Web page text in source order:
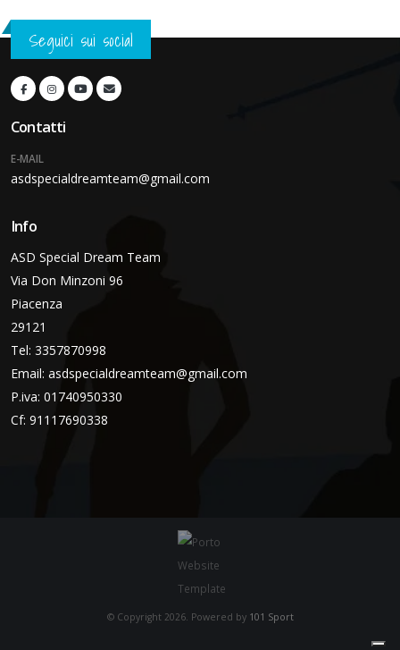
Seguici sui social
Contatti
E-MAIL
asdspecialdreamteam@gmail.com
Info
ASD Special Dream Team
Via Don Minzoni 96
Piacenza
29121
Tel: 3357870998
Email: asdspecialdreamteam@gmail.com
P.iva: 01740950330
Cf: 91117690338
© Copyright 2026. Powered by 101 Sport